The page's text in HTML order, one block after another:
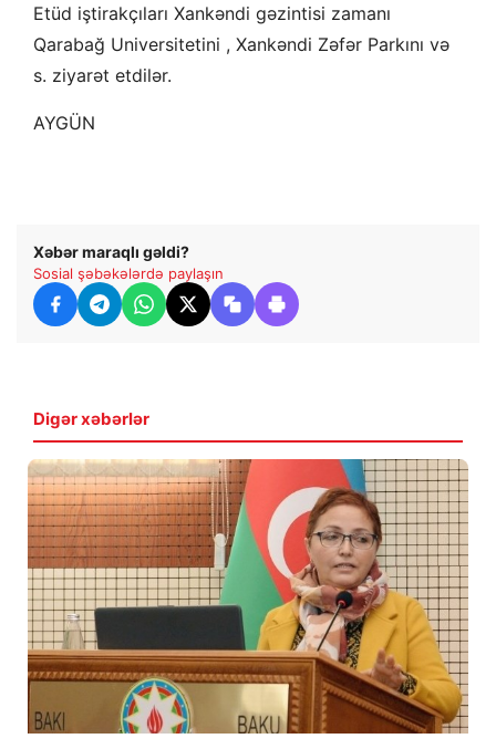
Etüd iştirakçıları Xankəndi gəzintisi zamanı
Qarabağ Universitetini , Xankəndi Zəfər Parkını və
s. ziyarət etdilər.
AYGÜN
Xəbər maraqlı gəldi?
Sosial şəbəkələrdə paylaşın
Digər xəbərlər